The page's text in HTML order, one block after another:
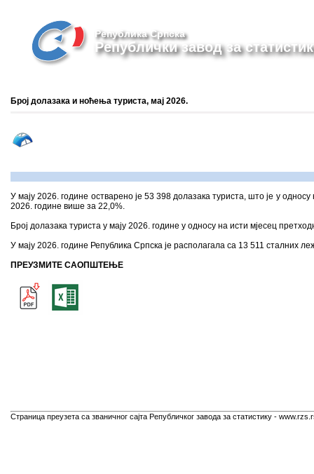
Република Српска
Републички завод за
Број долазака и ноћења туриста, мај 2026.
У мају 2026. године остварено је 53 398 долазака туриста, што је у
2026. године више за 22,0%.
Број долазака туриста у мају 2026. године у односу на исти мјесец
У мају 2026. године Република Српска је располагала са 13 511 сталних
ПРЕУЗМИТЕ САОПШТЕЊЕ
Страница преузета са званичног сајта Републичког завода за статистику -